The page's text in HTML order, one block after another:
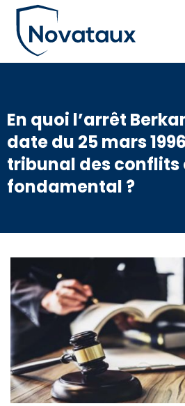
En quoi l’arrêt
date du 25 mars
tribunal des
fondamental ?